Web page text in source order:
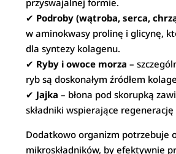
przyswajalnej formie.
✔ Podroby (wątroba, serca,
w aminokwasy prolinę i glicynę,
dla syntezy kolagenu.
✔ Ryby i owoce morza –
ryb są doskonałym źródłem
✔ Jajka – błona pod skorupką
składniki wspierające regenerację
Dodatkowo organizm potrzebuje
mikroskładników, by efektywnie